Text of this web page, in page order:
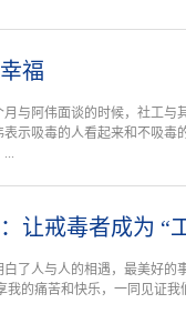
福
与阿伟面谈的时候，社工与
表示吸毒的人看起来和不吸
...
让戒毒者成为 “
了人与人的相遇，最美好的
我的痛苦和快乐，一同见证我